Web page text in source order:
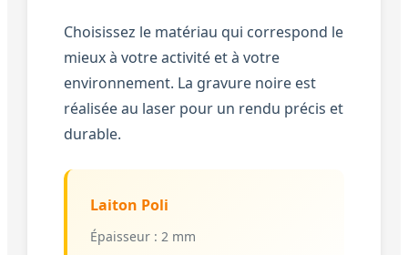
Choisissez le matériau qui correspond le
mieux à votre activité et à votre
environnement. La gravure noire est
réalisée au laser pour un rendu précis et
durable.
Laiton Poli
Épaisseur : 2 mm